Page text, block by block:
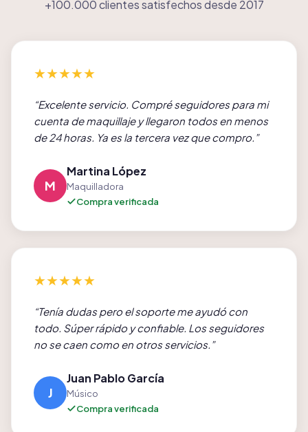
+100.000 clientes satisfechos desde 2017
★★★★★
“Excelente servicio. Compré seguidores para mi
cuenta de maquillaje y llegaron todos en menos
de 24 horas. Ya es la tercera vez que compro. ”
M
Martina López
Maquilladora
Compra verificada
★★★★★
“Tenía dudas pero el soporte me ayudó con
todo. Súper rápido y confiable. Los seguidores
no se caen como en otros servicios. ”
J
Juan Pablo García
Músico
Compra verificada